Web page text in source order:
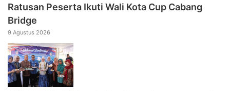
Ratusan Peserta Ikuti Wali Kota Cup Cabang
Bridge
9 Agustus 2026